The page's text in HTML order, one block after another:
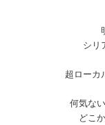
シリ
超ロー
何気な
どこ